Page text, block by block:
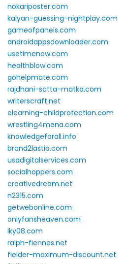
nokariposter.com
kalyan-guessing-nightplay.com
gameofpanels.com
androidappsdownloader.com
usetimenow.com
healthblow.com
gohelpmate.com
rajdhani-satta-matka.com
writerscraft.net
elearning-childprotection.com
wrestling4mena.com
knowledgeforall.info
brand2lastio.com
usadigitalservices.com
socialhoppers.com
creativedream.net
n2315.com
getwebonline.com
onlyfansheaven.com
lky08.com
ralph-fiennes.net
fielder-maximum-discount.net